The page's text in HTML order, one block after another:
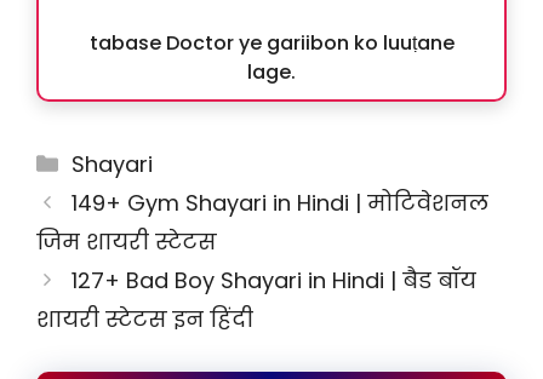
tabase Doctor ye gariibon ko luuṭane
lage.
Categories
Shayari
149+ Gym Shayari in Hindi | मोटिवेशनल
जिम शायरी स्टेटस
127+ Bad Boy Shayari in Hindi | बैड बॉय
शायरी स्टेटस इन हिंदी